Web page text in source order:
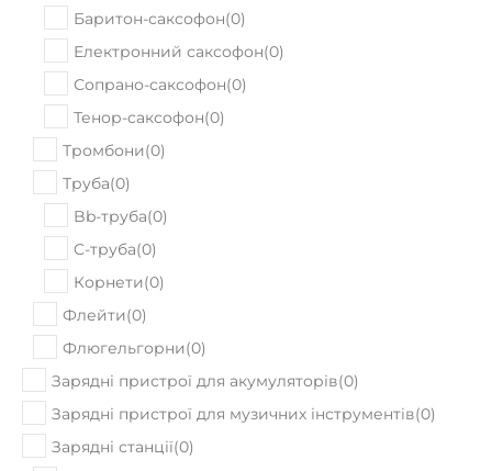
Баритон-саксофон(0)
Електронний саксофон(0)
Сопрано-саксофон(0)
Тенор-саксофон(0)
Тромбони(0)
Труба(0)
Bb-труба(0)
C-труба(0)
Корнети(0)
Флейти(0)
Флюгельгорни(0)
Зарядні пристрої для акумуляторів(0)
Зарядні пристрої для музичних інструментів(0)
Зарядні станції(0)